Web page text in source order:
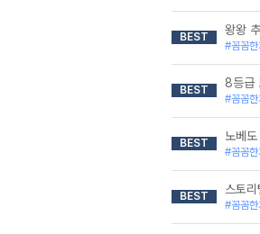
BEST 왕왕
#꼼꼼
BEST 8등급
#꼼꼼
BEST 노베
#꼼꼼
BEST 스토
#꼼꼼